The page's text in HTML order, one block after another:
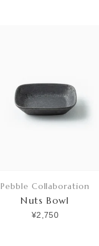
Pebble Collaboration
Nuts Bowl
¥2,750